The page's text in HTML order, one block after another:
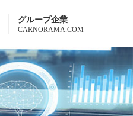
グループ企業
CARNORAMA.COM